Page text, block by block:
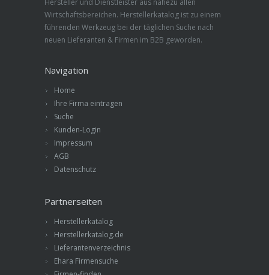
Hersteller und Dienstleister aus nahezu allen
Wirtschaftsbereichen. Herstellerkatalog ist zu einem
führenden Werkzeug bei der täglichen Suche nach
neuen Lieferanten & Firmen im B2B geworden.
Navigation
Home
Ihre Firma eintragen
Suche
Kunden-Login
Impressum
AGB
Datenschutz
Partnerseiten
Herstellerkatalog
Herstellerkatalog.de
Lieferantenverzeichnis
Ehara Firmensuche